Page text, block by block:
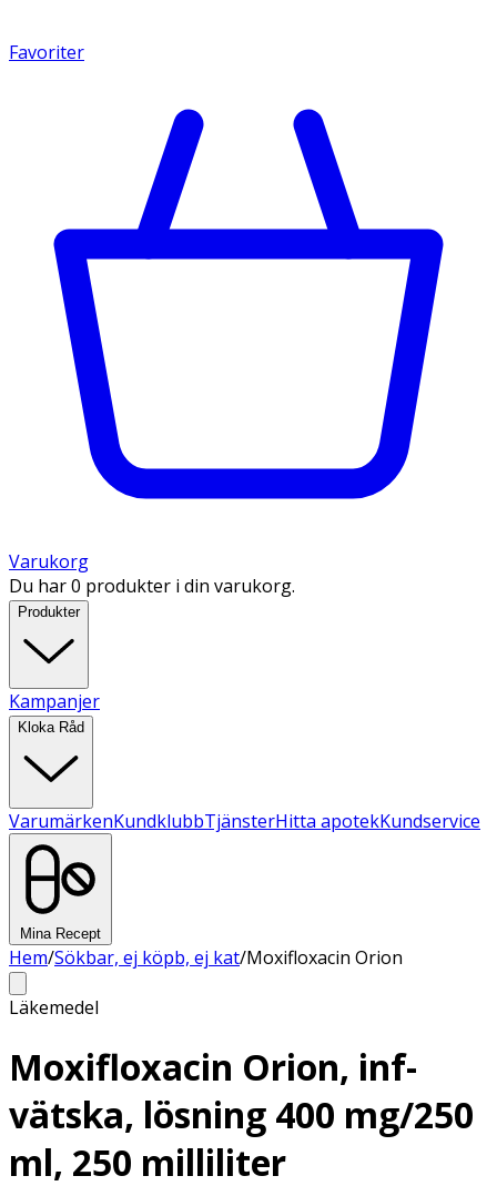
Favoriter
Varukorg
Du har 0 produkter i din varukorg.
Produkter
Kampanjer
Kloka Råd
VarumärkenKundklubbTjänsterHitta apotekKundservice
Mina Recept
Hem/Sökbar, ej köpb, ej kat/Moxifloxacin Orion
Läkemedel
Moxifloxacin Orion, inf-
vätska, lösning 400 mg/250
ml, 250 milliliter